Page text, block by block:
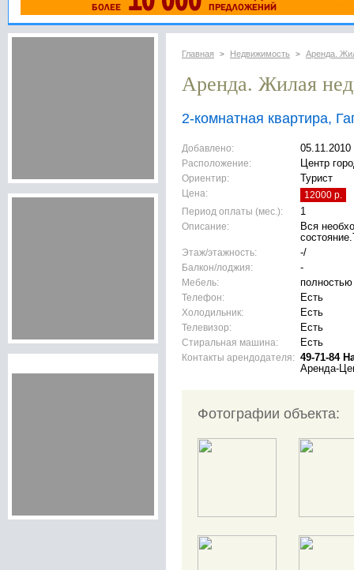
Главная > Недвижимость > Аренда.
Аренда. Жилая
2-комнатная квартира,
Добавлено:
05.11.2010
Расположение:
Центр
Ориентир:
Турист
Цена:
12000 р.
Период оплаты (мес.):
1
Описание:
Вся
Этаж/этажность:
-/
Балкон/лоджия:
-
Мебель:
полностью
Телефон:
Есть
Холодильник:
Есть
Телевизор:
Есть
Стиральная машина:
Есть
Контакты арендодателя: 49-71-84
Аренда-
Фотографии объекта: